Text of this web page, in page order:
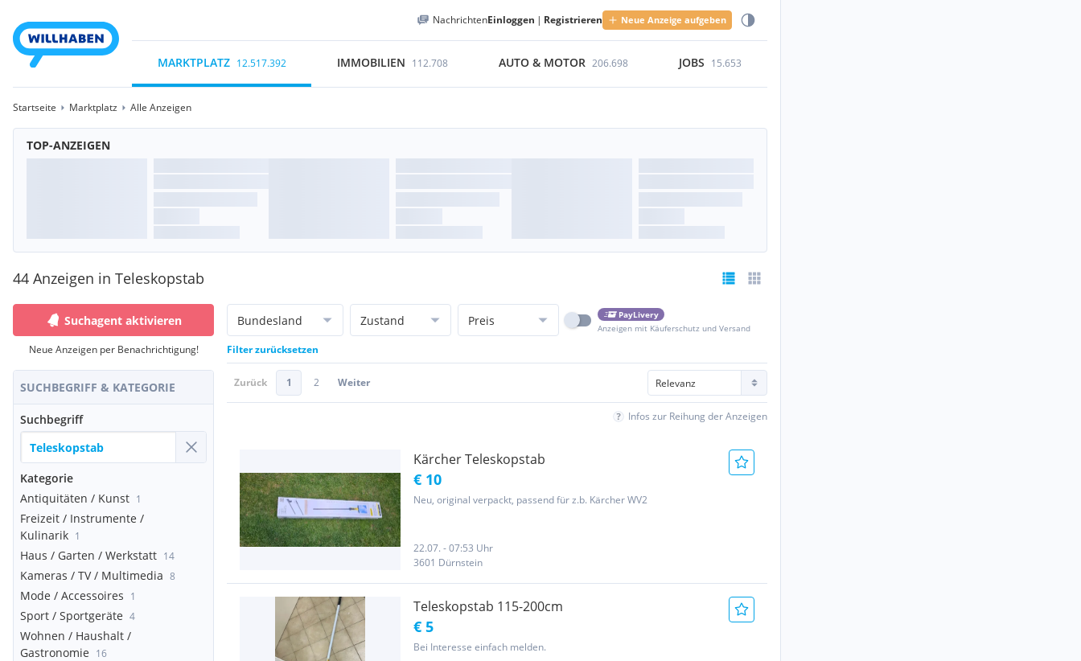
NachrichtenEinloggen | Registrieren Neue Anzeige aufgeben
MARKTPLATZ 12.517.392 IMMOBILIEN 112.708 AUTO & MOTOR 206.698 JOBS 15.653
Startseite Marktplatz Alle Anzeigen
TOP-ANZEIGEN
44 Anzeigen in Teleskopstab
Suchagent aktivieren
Neue Anzeigen per Benachrichtigung!
SUCHBEGRIFF & KATEGORIE
Suchbegriff
Kategorie
Antiquitäten / Kunst 1
Freizeit / Instrumente /
Kulinarik 1
Haus / Garten / Werkstatt 14
Kameras / TV / Multimedia 8
Mode / Accessoires 1
Sport / Sportgeräte 4
Wohnen / Haushalt /
Gastronomie 16
Bundesland Zustand Preis
PayLivery
Anzeigen mit Käuferschutz und Versand
Filter zurücksetzen
Zurück 1 2 Weiter
Infos zur Reihung der Anzeigen
Kärcher Teleskopstab
€ 10
Neu, original verpackt, passend für z.b. Kärcher WV2
22.07. - 07:53 Uhr
3601 Dürnstein
Teleskopstab 115-200cm
€ 5
Bei Interesse einfach melden.